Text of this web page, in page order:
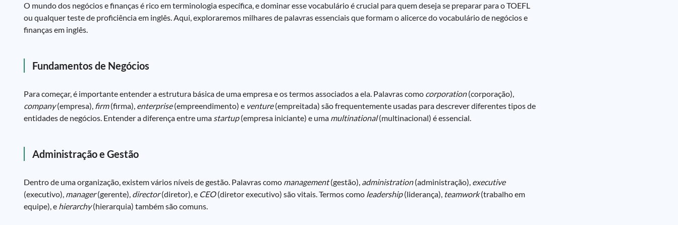
O mundo dos negócios e finanças é rico em terminologia específica, e dominar esse vocabulário é crucial para quem deseja se preparar para o TOEFL
ou qualquer teste de proficiência em inglês. Aqui, exploraremos milhares de palavras essenciais que formam o alicerce do vocabulário de negócios e
finanças em inglês.
Fundamentos de Negócios
Para começar, é importante entender a estrutura básica de uma empresa e os termos associados a ela. Palavras como corporation(corporação),
company(empresa), firm(firma), enterprise(empreendimento) e venture(empreitada) são frequentemente usadas para descrever diferentes tipos de
entidades de negócios. Entender a diferença entre uma startup(empresa iniciante) e uma multinational(multinacional) é essencial.
Administração e Gestão
Dentro de uma organização, existem vários níveis de gestão. Palavras como management(gestão), administration(administração), executive
(executivo), manager(gerente), director(diretor), e CEO(diretor executivo) são vitais. Termos como leadership(liderança), teamwork(trabalho em
equipe), e hierarchy(hierarquia) também são comuns.